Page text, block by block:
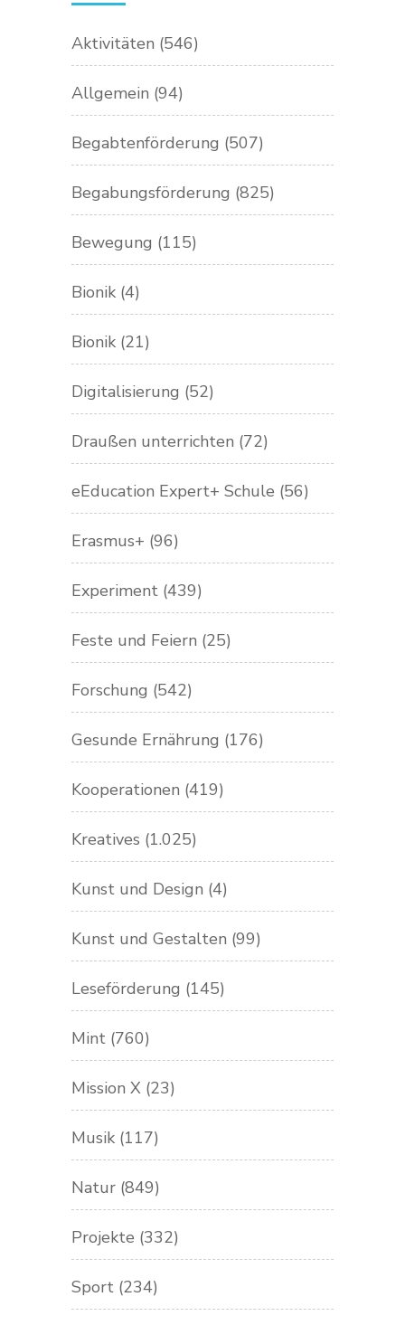
Aktivitäten (546)
Allgemein (94)
Begabtenförderung (507)
Begabungsförderung (825)
Bewegung (115)
Bionik (4)
Bionik (21)
Digitalisierung (52)
Draußen unterrichten (72)
eEducation Expert+ Schule (56)
Erasmus+ (96)
Experiment (439)
Feste und Feiern (25)
Forschung (542)
Gesunde Ernährung (176)
Kooperationen (419)
Kreatives (1.025)
Kunst und Design (4)
Kunst und Gestalten (99)
Leseförderung (145)
Mint (760)
Mission X (23)
Musik (117)
Natur (849)
Projekte (332)
Sport (234)